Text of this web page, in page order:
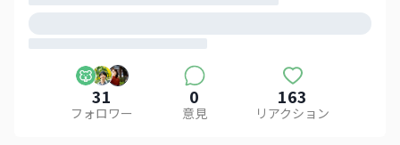
31
フォロワー
0
意見
163
リアクション